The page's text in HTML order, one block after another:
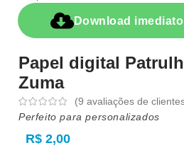
Download
Papel digital
Zuma
(9 avaliações de
Perfeito para personalizados
R$ 2,00